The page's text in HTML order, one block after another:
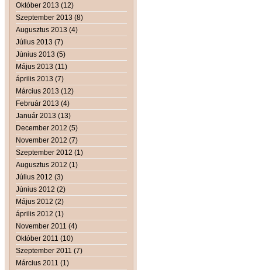
Október 2013 (12)
Szeptember 2013 (8)
Augusztus 2013 (4)
Július 2013 (7)
Június 2013 (5)
Május 2013 (11)
április 2013 (7)
Március 2013 (12)
Február 2013 (4)
Január 2013 (13)
December 2012 (5)
November 2012 (7)
Szeptember 2012 (1)
Augusztus 2012 (1)
Július 2012 (3)
Június 2012 (2)
Május 2012 (2)
április 2012 (1)
November 2011 (4)
Október 2011 (10)
Szeptember 2011 (7)
Március 2011 (1)